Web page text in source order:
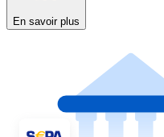
En savoir plus